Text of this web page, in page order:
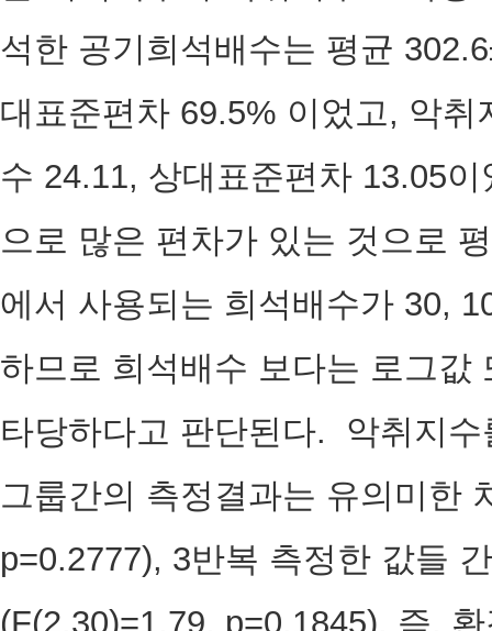
석한 공기희석배수는 평균
대표준편차 69.5% 이었고, 악
수 24.11, 상대표준편차 13.05
으로 많은 편차가 있는 것으로
에서 사용되는 희석배수가 30,
하므로 희석배수 보다는 로그값
타당하다고 판단된다. 악취지
그룹간의 측정결과는 유의미한
p=0.2777), 3반복 측정한 값들
(F(2,30)=1.79, p=0.1845). 즉,